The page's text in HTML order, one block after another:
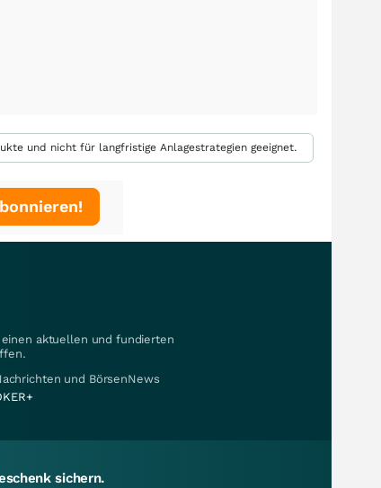
und nicht für langfristige Anlagestrategien geeignet.
aktuellen und fundierten
und BörsenNews
sichern.